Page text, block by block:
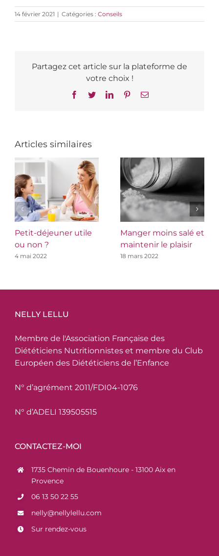
14 février 2021 | Catégories : Conseils
Partagez cet article sur la plateforme de
votre choix !
Facebook
TwitterLinkedInPinterestEmail
Articles similaires
Petit-déjeuner utile
ou non ?
4 mai 2022
Manger moins salé et
maintenir le plaisir
18 mars 2022
NELLY LELLU
Membre de l'Association Française des
Diététiciens Nutritionnistes et membre du Club
Européen des Diététiciens de l’Enfance
N° d’agrément 2011/FDI04-1076
N° d’ADELI 139505515
CONTACTEZ-MOI
1735 Chemin de Bouenhoure - 13100 Aix en
Provence
06 13 50 22 55
nelly@nellylellu.com
Sur rendez-vous